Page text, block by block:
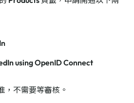
using OpenID Connect
，不需要等審核。